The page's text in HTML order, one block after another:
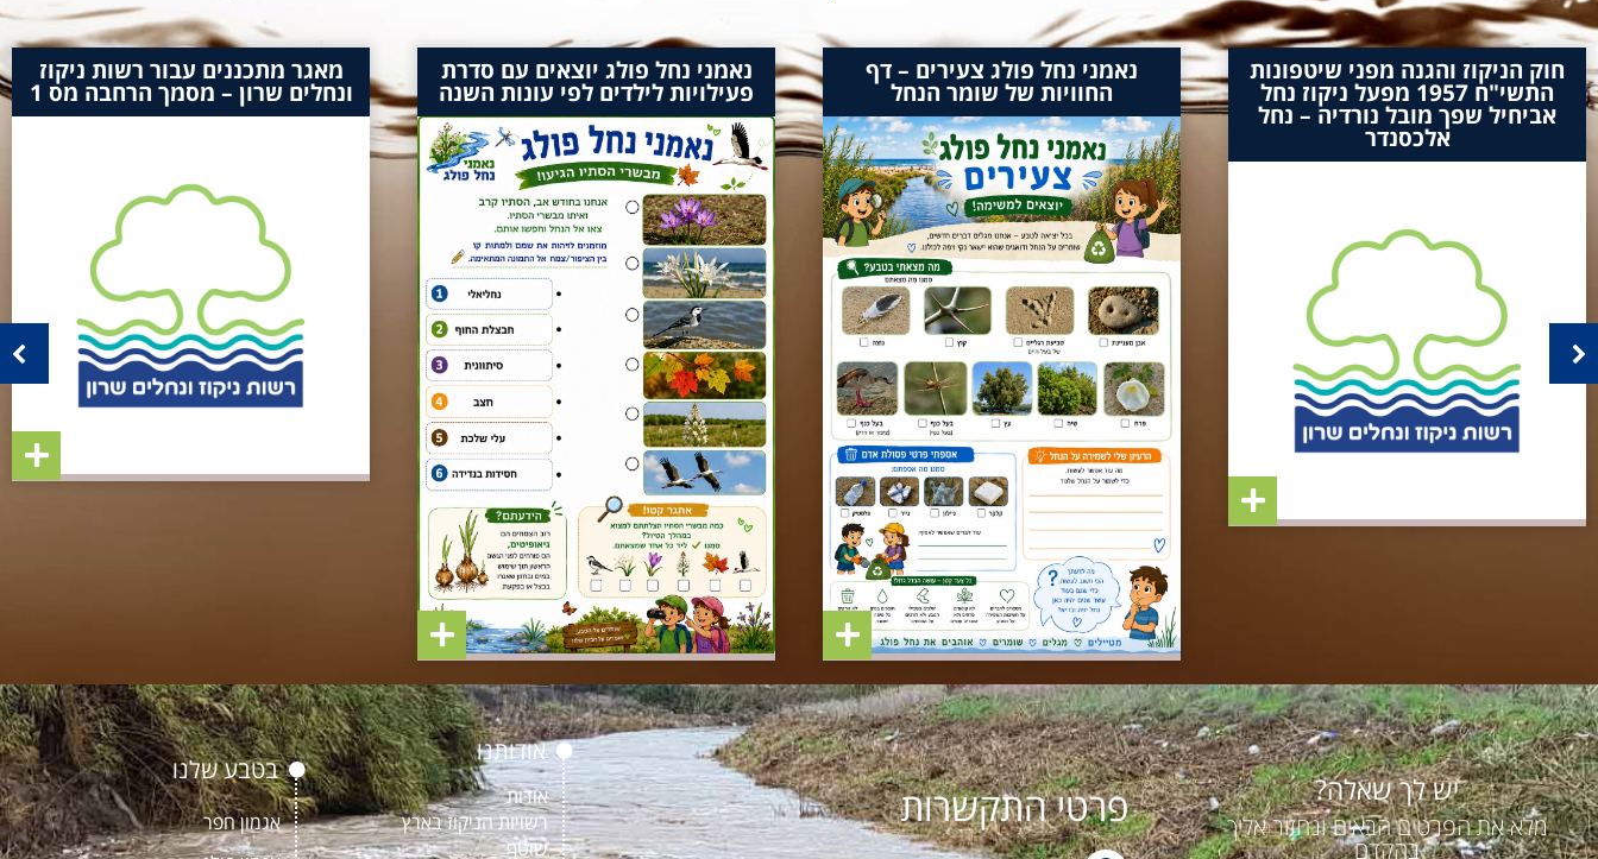
חוק הניקוז והגנה מפני שיטפונות
התשי"ח 1957 מפעל ניקוז נחל
אביחיל שפך מובל נורדיה – נחל
אלכסנדר
נאמני נחל פולג צעירים – דף
החוויות של שומר הנחל
נאמני נחל פולג יוצאים עם סדרת
פעילויות לילדים לפי עונות השנה
מאגר מתכננים עבור רשות ניקוז
ונחלים שרון – מסמך הרחבה מס 1
יש לך שאלה?
מלא את הפרטים הבאים ונחזור אליך
בהקדם
פרטי התקשרות
אודותנו
אודות
רשויות הניקוז בארץ
שוטף
בטבע שלנו
אגמון חפר